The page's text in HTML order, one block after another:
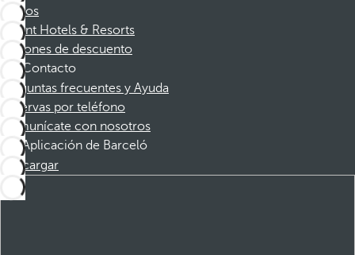
Socios
Dorint Hotels & Resorts
Cupones de descuento
Contacto
Preguntas frecuentes y Ayuda
Reservas por teléfono
Comunícate con nosotros
Aplicación de Barceló
Descargar